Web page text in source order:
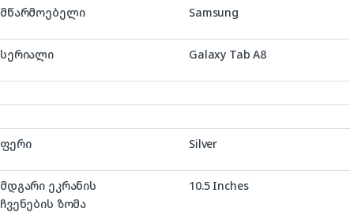
მწარმოებელი ‎Samsung
სერიალი ‎Galaxy Tab A8
ფერი ‎Silver
მდგარი ეკრანის
ჩვენების ზომა
‎10.5 Inches